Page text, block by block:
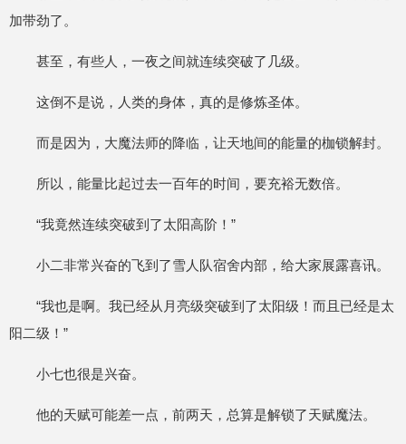
加带劲了。
甚至，有些人，一夜之间就连续突破了几级。
这倒不是说，人类的身体，真的是修炼圣体。
而是因为，大魔法师的降临，让天地间的能量的枷锁解封。
所以，能量比起过去一百年的时间，要充裕无数倍。
“我竟然连续突破到了太阳高阶！”
小二非常兴奋的飞到了雪人队宿舍内部，给大家展露喜讯。
“我也是啊。我已经从月亮级突破到了太阳级！而且已经是太
阳二级！”
小七也很是兴奋。
他的天赋可能差一点，前两天，总算是解锁了天赋魔法。